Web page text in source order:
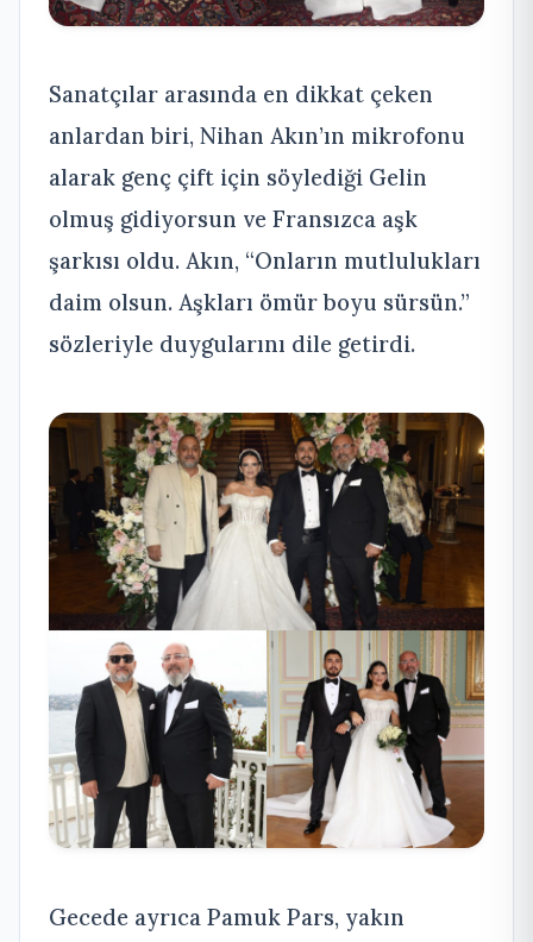
Sanatçılar arasında en dikkat çeken
anlardan biri, Nihan Akın’ın mikrofonu
alarak genç çift için söylediği Gelin
olmuş gidiyorsun ve Fransızca aşk
şarkısı oldu. Akın, “Onların mutlulukları
daim olsun. Aşkları ömür boyu sürsün.”
sözleriyle duygularını dile getirdi.
Gecede ayrıca Pamuk Pars, yakın